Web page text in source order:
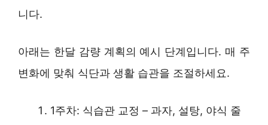
니다.
아래는 한달 감량 계획의 예시 단계입니다. 매 주
변화에 맞춰 식단과 생활 습관을 조절하세요.
1주차: 식습관 교정 – 과자, 설탕, 야식 줄